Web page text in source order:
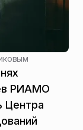
РИАМО
Центра